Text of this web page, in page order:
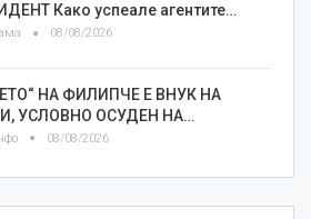
Како успеале агентите…
08/08/2026
НА ФИЛИПЧЕ Е ВНУК НА
УСЛОВНО ОСУДЕН НА…
08/08/2026